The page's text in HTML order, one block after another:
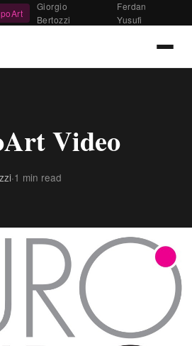
Giorgio
Bertozzi
Ferdan
Yusufi
Video
·1 min read